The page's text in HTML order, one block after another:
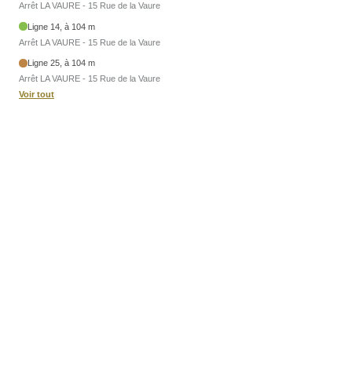
Arrêt LA VAURE - 15 Rue de la Vaure
Ligne 14, à 104 m
Arrêt LA VAURE - 15 Rue de la Vaure
Ligne 25, à 104 m
Arrêt LA VAURE - 15 Rue de la Vaure
Voir tout